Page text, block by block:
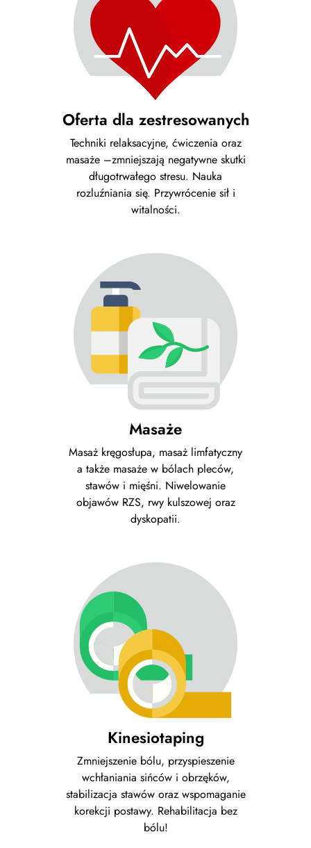
Oferta dla zestresowanych
Techniki relaksacyjne, ćwiczenia oraz
masaże –zmniejszają negatywne skutki
długotrwałego stresu. Nauka
rozluźniania się. Przywrócenie sił i
witalności.
Masaże
Masaż kręgosłupa, masaż limfatyczny
a także masaże w bólach pleców,
stawów i mięśni. Niwelowanie
objawów RZS, rwy kulszowej oraz
dyskopatii.
Kinesiotaping
Zmniejszenie bólu, przyspieszenie
wchłaniania sińców i obrzęków,
stabilizacja stawów oraz wspomaganie
korekcji postawy. Rehabilitacja bez
bólu!